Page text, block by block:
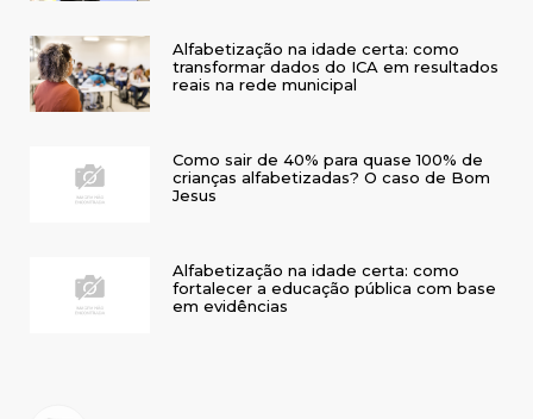
Alfabetização na idade certa: como
transformar dados do ICA em resultados
reais na rede municipal
Como sair de 40% para quase 100% de
crianças alfabetizadas? O caso de Bom
Jesus
Alfabetização na idade certa: como
fortalecer a educação pública com base
em evidências